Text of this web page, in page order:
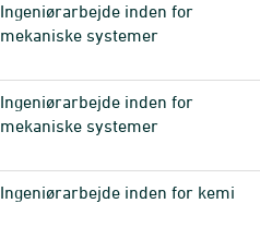
Ingeniørarbejde inden for
mekaniske systemer
Ingeniørarbejde inden for
mekaniske systemer
Ingeniørarbejde inden for kemi